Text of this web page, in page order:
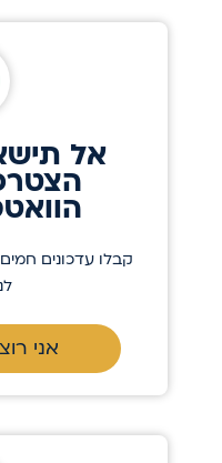
אל
קבלו עדכונים חמים
אני